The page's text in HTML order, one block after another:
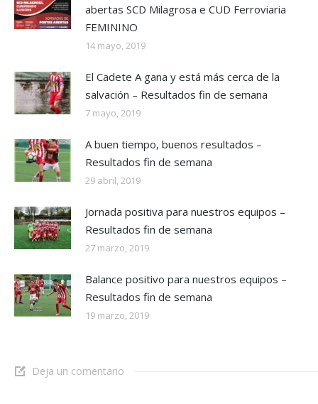
abertas SCD Milagrosa e CUD Ferroviaria
FEMININO
14 mayo, 2019
El Cadete A gana y está más cerca de la
salvación – Resultados fin de semana
7 mayo, 2019
A buen tiempo, buenos resultados –
Resultados fin de semana
29 abril, 2019
Jornada positiva para nuestros equipos –
Resultados fin de semana
27 marzo, 2019
Balance positivo para nuestros equipos –
Resultados fin de semana
19 marzo, 2019
Deja un comentario